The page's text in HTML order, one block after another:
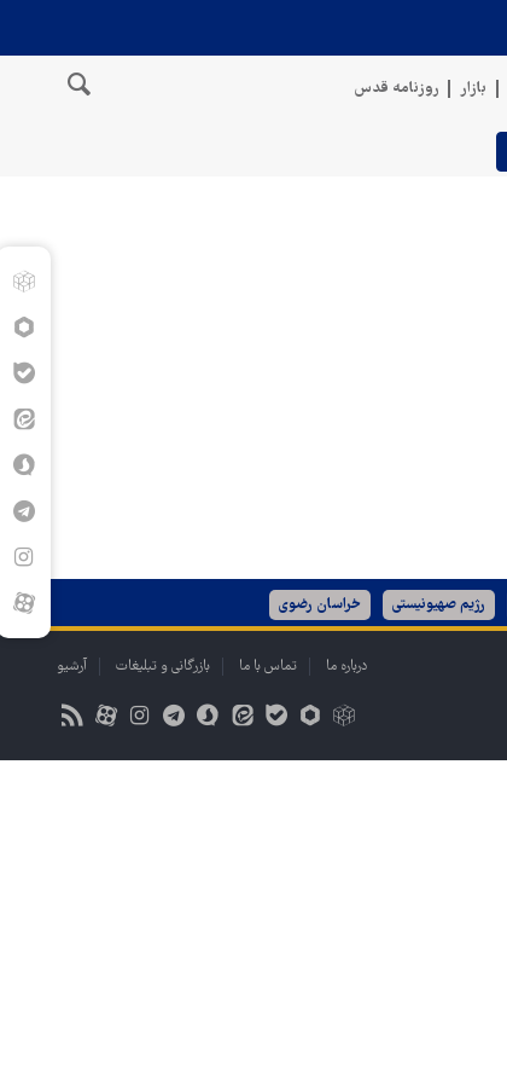
بازار روزنامه قدس
رژیم صهیونیستی خراسان رضوی
درباره ما تماس با ما بازرگانی و تبلیغات آرشیو